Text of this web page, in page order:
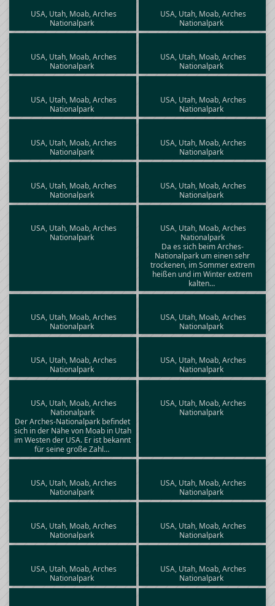
USA, Utah, Moab, Arches
Nationalpark
USA, Utah, Moab, Arches
Nationalpark
USA, Utah, Moab, Arches
Nationalpark
USA, Utah, Moab, Arches
Nationalpark
USA, Utah, Moab, Arches
Nationalpark
USA, Utah, Moab, Arches
Nationalpark
USA, Utah, Moab, Arches
Nationalpark
USA, Utah, Moab, Arches
Nationalpark
USA, Utah, Moab, Arches
Nationalpark
USA, Utah, Moab, Arches
Nationalpark
USA, Utah, Moab, Arches
Nationalpark
USA, Utah, Moab, Arches
Nationalpark
Da es sich beim Arches-
Nationalpark um einen sehr
trockenen, im Sommer extrem
heißen und im Winter extrem
kalten…
USA, Utah, Moab, Arches
Nationalpark
USA, Utah, Moab, Arches
Nationalpark
USA, Utah, Moab, Arches
Nationalpark
USA, Utah, Moab, Arches
Nationalpark
USA, Utah, Moab, Arches
Nationalpark
Der Arches-Nationalpark befindet
sich in der Nähe von Moab in Utah
im Westen der USA. Er ist bekannt
für seine große Zahl…
USA, Utah, Moab, Arches
Nationalpark
USA, Utah, Moab, Arches
Nationalpark
USA, Utah, Moab, Arches
Nationalpark
USA, Utah, Moab, Arches
Nationalpark
USA, Utah, Moab, Arches
Nationalpark
USA, Utah, Moab, Arches
Nationalpark
USA, Utah, Moab, Arches
Nationalpark